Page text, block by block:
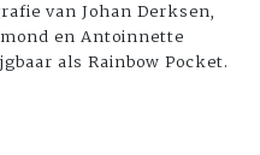
van Johan Derksen,
en Antoinnette
als Rainbow Pocket.